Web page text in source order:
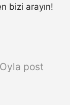
bizi arayın!
post